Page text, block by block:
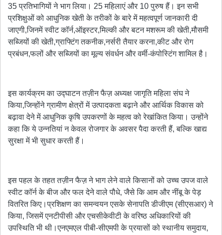
35 प्रतिभागियों ने भाग लिया। 25 महिलाएं और 10 पुरुष हैं। इन सभी
प्रशिक्षुओं को आधुनिक खेती के तरीकों के बारे में महत्वपूर्ण जानकारी दी
जाएगी,जिनमें स्वीट कॉर्न,ऑइस्टर,मिल्की और बटन मशरूम की खेती,मौसमी
सब्जियों की खेती,ग्राफ्टिंग तकनीक,नर्सरी तैयार करना,कीट और रोग
प्रबंधन,फलों और सब्जियों का मूल्य संवर्धन और वर्मी-कंपोस्टिंग शामिल है।
इस कार्यक्रम का उद्घाटन तज़ीन फैज़ अध्यक्ष जागृति महिला संघ ने
किया,जिन्होंने ग्रामीण क्षेत्रों में उत्पादकता बढ़ाने और आर्थिक विकास को
बढ़ावा देने में आधुनिक कृषि उपकरणों के महत्व को रेखांकित किया। उन्होंने
कहा कि ये उन्नतियां न केवल रोजगार के अवसर पैदा करती हैं, बल्कि खाद्य
सुरक्षा में भी सुधार करती हैं।
इस पहल के तहत तज़ीन फैज़ ने भाग लेने वाले किसानों को उच्च उपज वाले
स्वीट कॉर्न के बीज और फल देने वाले पौधे, जैसे कि आम और नींबू के पेड़
वितरित किए।प्रशिक्षण का समन्वयन एसके सेनापति डीजीएम (सीएसआर) ने
किया, जिसमें एनटीपीसी और एचसीकेवीटी के वरिष्ठ अधिकारियों की
उपस्थिति भी थी।एनएमएल पीबी-सीएमपी के प्रयासों को स्थानीय समुदाय,